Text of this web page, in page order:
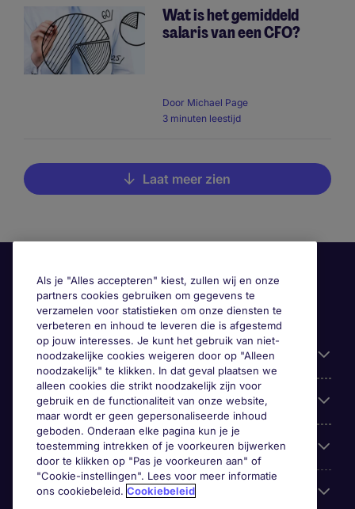
Wat is het gemiddeld
salaris van een CFO?
Door Michael Page
3 minuten leestijd
Laat meer zien
Handige informatie
Onze expertise
Google Rating
Mobile apps
Als je "Alles accepteren" kiest, zullen wij en onze
partners cookies gebruiken om gegevens te
verzamelen voor statistieken om onze diensten te
verbeteren en inhoud te leveren die is afgestemd
op jouw interesses. Je kunt het gebruik van niet-
noodzakelijke cookies weigeren door op "Alleen
noodzakelijk" te klikken. In dat geval plaatsen we
alleen cookies die strikt noodzakelijk zijn voor
gebruik en de functionaliteit van onze website,
maar wordt er geen gepersonaliseerde inhoud
geboden. Onderaan elke pagina kun je je
toestemming intrekken of je voorkeuren bijwerken
door te klikken op "Pas je voorkeuren aan" of
"Cookie-instellingen". Lees voor meer informatie
ons cookiebeleid. Cookiebeleid